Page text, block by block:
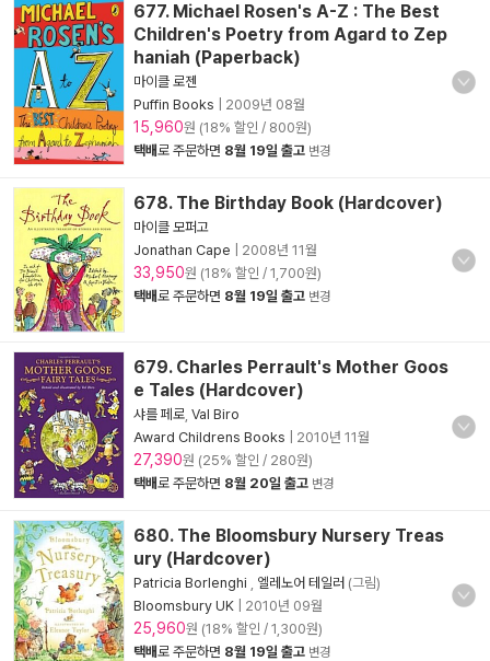
677. Michael Rosen's A-Z : The Best
Children's Poetry from Agard to Zep
haniah (Paperback)
마이클 로젠
Puffin Books
2009년 08월
15,960원 (18% 할인 / 800원)
택배로 주문하면 8월 19일 출고 변경
678. The Birthday Book (Hardcover)
마이클 모퍼고
Jonathan Cape
2008년 11월
33,950원 (18% 할인 / 1,700원)
택배로 주문하면 8월 19일 출고 변경
679. Charles Perrault's Mother Goos
e Tales (Hardcover)
샤를 페로 Val Biro
Award Childrens Books
2010년 11월
27,390원 (25% 할인 / 280원)
택배로 주문하면 8월 20일 출고 변경
680. The Bloomsbury Nursery Treas
ury (Hardcover)
Patricia Borlenghi 엘레노어 테일러 (그림)
Bloomsbury UK
2010년 09월
25,960원 (18% 할인 / 1,300원)
택배로 주문하면 8월 19일 출고 변경